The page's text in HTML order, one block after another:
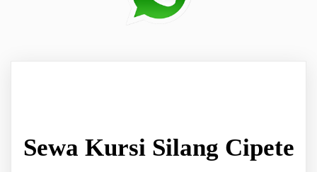
Sewa Kursi Silang Cipete